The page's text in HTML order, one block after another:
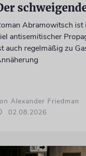
Abramowitsch ist
antisemitischer
auch regelmäßig zu
Alexander Friedman
02.08.2026